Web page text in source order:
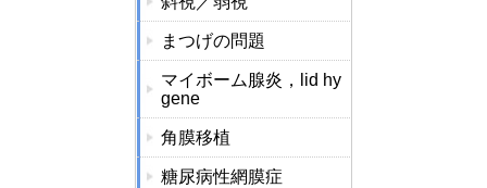
まつげの問題
マイボーム腺炎，lid hy
gene
角膜移植
糖尿病性網膜症